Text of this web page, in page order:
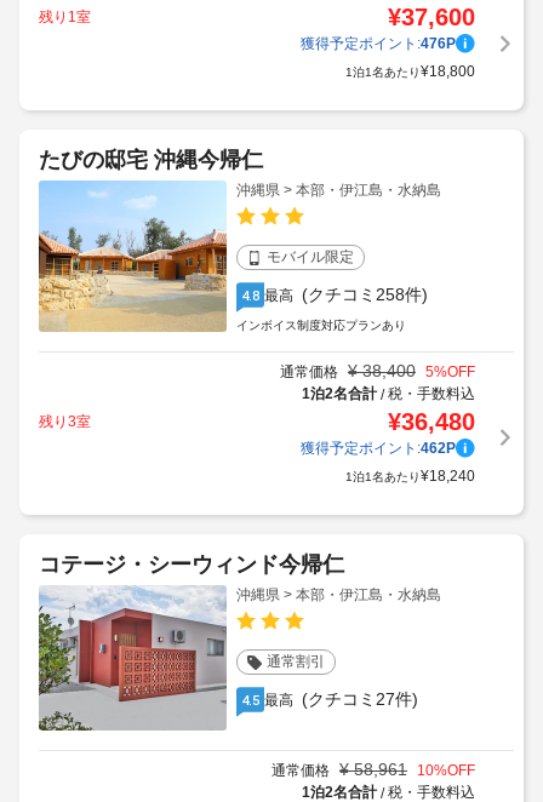
残り1室
¥37,600
獲得予定ポイント:476P
1泊1名あたり¥18,800
たびの邸宅 沖縄今帰仁
沖縄県 > 本部・伊江島・水納島
モバイル限定
4.8 最高 (クチコミ258件)
インボイス制度対応プランあり
通常価格 ¥ 38,400 5%OFF
1泊2名合計/税・手数料込
残り3室
¥36,480
獲得予定ポイント:462P
1泊1名あたり¥18,240
コテージ・シーウィンド今帰仁
沖縄県 > 本部・伊江島・水納島
通常割引
4.5 最高 (クチコミ27件)
通常価格 ¥ 58,961 10%OFF
1泊2名合計/税・手数料込